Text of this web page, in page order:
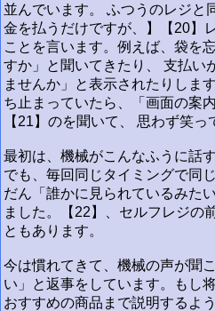
並んでいます。 ふつうのレジと
金を払うだけですが、】【20】
ことを言います。例えば、袋を
すか」と聞いてきたり、 支払い
ませんか」と表示されたりしま
ち止まっていたら、「画面の案
【21】のを聞いて、 思わず笑っ
最初は、機械がこんなふうに話
でも、毎回同じタイミングで同
だん「誰かに見られているみた
ました。【22】、セルフレジの
ともあります。
今は慣れてきて、機械の声が聞
い」と返事をしています。もし
おすすめの商品まで説明するよ